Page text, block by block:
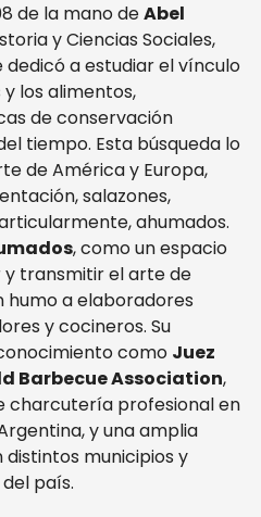
de la mano deAbel
y Ciencias Sociales,
dedicó a estudiar el vínculo
los alimentos,
de conservación
tiempo. Esta búsqueda lo
de América y Europa,
salazones,
ahumados.
, como un espacio
transmitir el arte de
a elaboradores
y cocineros. Su
como Juez
Barbecue Association,
charcutería profesional en
y una amplia
municipios y
país.